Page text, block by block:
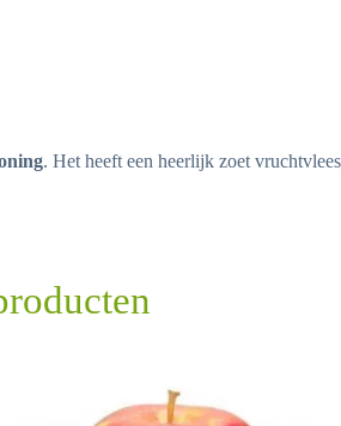
. Het heeft een heerlijk zoet